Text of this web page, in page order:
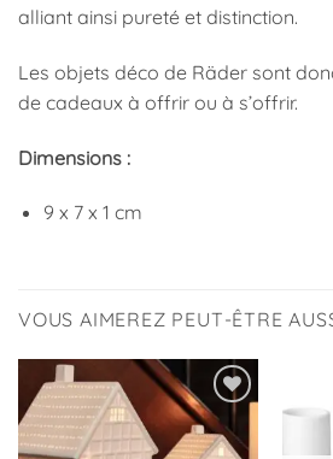
alliant ainsi pureté et distinction.
Les objets déco de Räder sont
de cadeaux à offrir ou à s’offrir.
Dimensions :
9 x 7 x 1 cm
VOUS AIMEREZ PEUT-ÊTRE
Ajouter
à la
liste